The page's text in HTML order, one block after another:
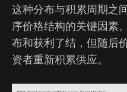
这种分布与积累周期之
序价格结构的关键因素
布和获利了结，但随后
资者重新积累供应。